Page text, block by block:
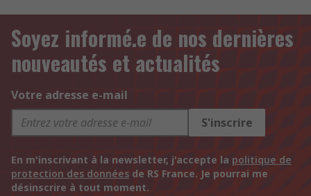
Soyez informé.e de nos dernières
nouveautés et actualités
Votre adresse e-mail
S'inscrire
En m'inscrivant à la newsletter, j'accepte la politique de
protection des données de RS France. Je pourrai me
désinscrire à tout moment.